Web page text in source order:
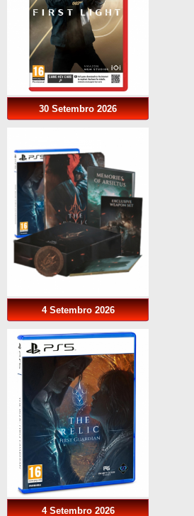
30 Setembro 2026
4 Setembro 2026
4 Setembro 2026